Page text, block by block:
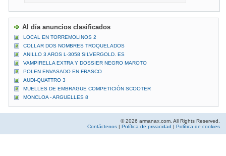
Al día anuncios clasificados
LOCAL EN TORREMOLINOS 2
COLLAR DOS NOMBRES TROQUELADOS
ANILLO 3 AROS L-3058 SILVERGOLD. ES
VAMPIRELLA EXTRA Y DOSSIER NEGRO MAROTO
POLEN ENVASADO EN FRASCO
AUDI-QUATTRO 3
MUELLES DE EMBRAGUE COMPETICIÓN SCOOTER
MONCLOA - ARGUELLES 8
© 2026 armanax.com. All Rights Reserved.
Contáctenos | Política de privacidad | Política de cookies